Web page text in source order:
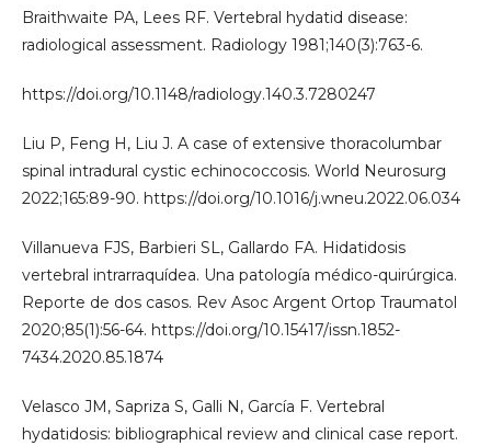
Braithwaite PA, Lees RF. Vertebral hydatid disease:
radiological assessment. Radiology 1981;140(3):763-6.
https://doi.org/10.1148/radiology.140.3.7280247
Liu P, Feng H, Liu J. A case of extensive thoracolumbar
spinal intradural cystic echinococcosis. World Neurosurg
2022;165:89-90. https://doi.org/10.1016/j.wneu.2022.06.034
Villanueva FJS, Barbieri SL, Gallardo FA. Hidatidosis
vertebral intrarraquídea. Una patología médico-quirúrgica.
Reporte de dos casos. Rev Asoc Argent Ortop Traumatol
2020;85(1):56-64. https://doi.org/10.15417/issn.1852-
7434.2020.85.1874
Velasco JM, Sapriza S, Galli N, García F. Vertebral
hydatidosis: bibliographical review and clinical case report.